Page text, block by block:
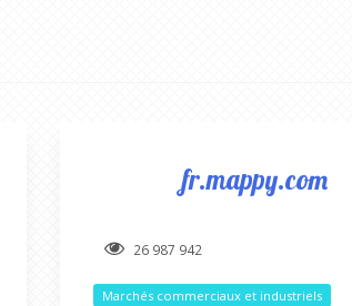
fr.mappy.com
26 987 942
Marchés commerciaux et industriels